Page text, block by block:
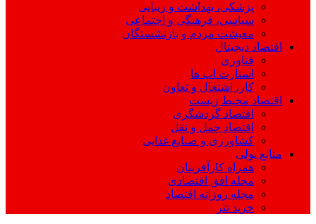
پزشکی، بهداشت و زیبایی
سیاسی، فرهنگی و اجتماعی
معیشت مردم و بازنشستگان
اقتصاد دیجیتال
فناوری
استارت اپ ها
کار، اشتغال و تعاون
اقتصاد محیط زیست
اقتصاد گردشگری
اقتصاد حمل و نقل
کشاورزی و صنایع غذایی
منابع پولی
همراه کارآفرینان
مجله افق اقتصادی
مجله روزانه اقتصاد
خرید تتر